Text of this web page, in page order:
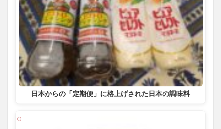
日本からの「定期便」に格上げされた日本の調味料